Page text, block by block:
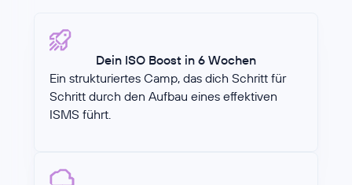
Dein ISO Boost in 6 Wochen
Ein strukturiertes Camp, das dich Schritt für
Schritt durch den Aufbau eines effektiven
ISMS führt.